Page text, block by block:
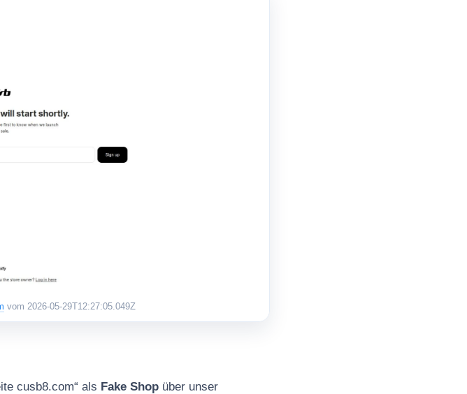
vom 2026-05-29T12:27:05.049Z
cusb8.com“ als Fake Shop über unser